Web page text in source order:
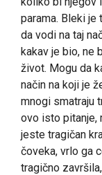
parama. Bleki je
da vodi na taj
kakav je bio, ne
život. Mogu da
način na koji je
mnogi smatraju
ovo isto pitanje,
jeste tragičan
čoveka, vrlo ga
tragično